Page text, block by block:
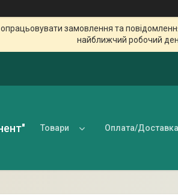
замовлення та
найближчий робочий
Товари Оплата/Доставка